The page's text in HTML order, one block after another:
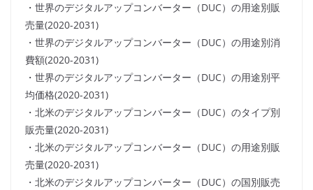
・世界のデジタルアップコンバーター（DUC）の用途別販
売量(2020-2031)
・世界のデジタルアップコンバーター（DUC）の用途別消
費額(2020-2031)
・世界のデジタルアップコンバーター（DUC）の用途別平
均価格(2020-2031)
・北米のデジタルアップコンバーター（DUC）のタイプ別
販売量(2020-2031)
・北米のデジタルアップコンバーター（DUC）の用途別販
売量(2020-2031)
・北米のデジタルアップコンバーター（DUC）の国別販売